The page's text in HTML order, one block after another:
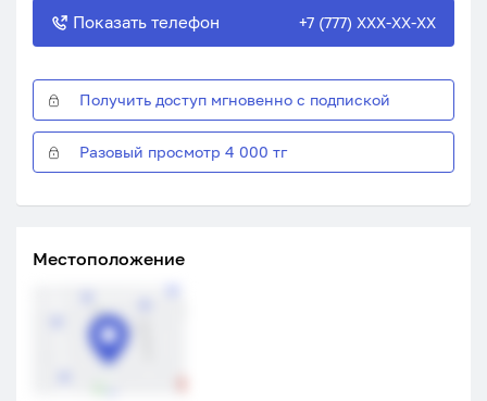
Показать телефон +7 (777) XXX-XX-XX
Получить доступ мгновенно с подпиской
Разовый просмотр 4 000 тг
Местоположение